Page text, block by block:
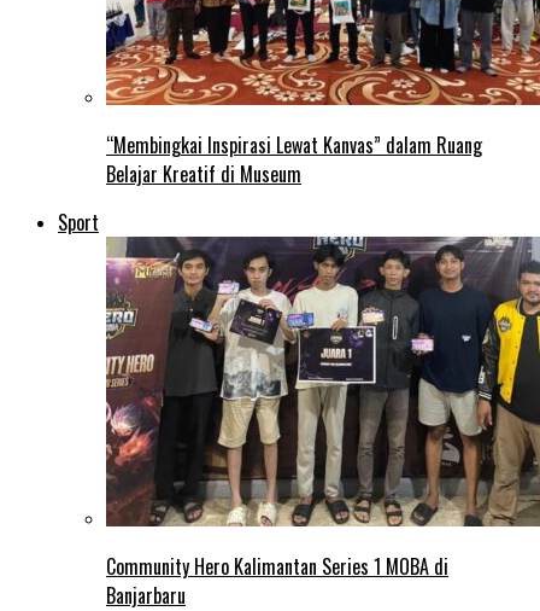
“Membingkai Inspirasi Lewat Kanvas” dalam Ruang
Belajar Kreatif di Museum
Sport
Community Hero Kalimantan Series 1 MOBA di
Banjarbaru